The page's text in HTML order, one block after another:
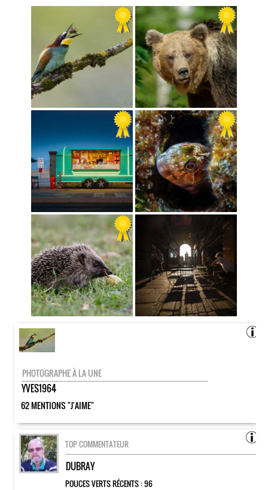
PHOTOGRAPHE À LA UNE
YVES1964
62 MENTIONS "J'AIME"
TOP COMMENTATEUR
DUBRAY
POUCES VERTS RÉCENTS :96